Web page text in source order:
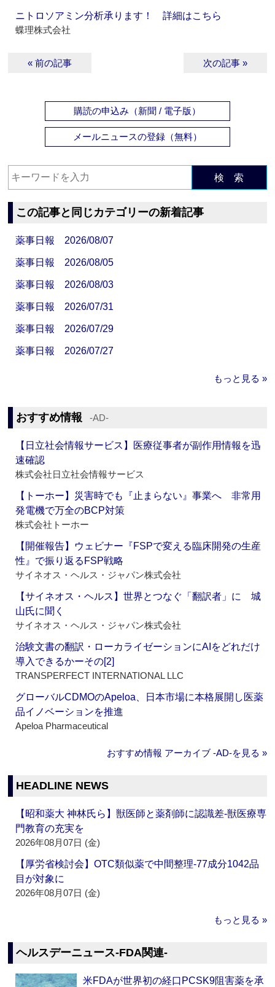
ニトロソアミン分析承ります！ 詳細はこちら
蝶理株式会社
« 前の記事 次の記事 »
購読の申込み（新聞 / 電子版）
メールニュースの登録（無料）
検 索
この記事と同じカテゴリーの新着記事
薬事日報 2026/08/07
薬事日報 2026/08/05
薬事日報 2026/08/03
薬事日報 2026/07/31
薬事日報 2026/07/29
薬事日報 2026/07/27
もっと見る »
おすすめ情報 ‐AD‐
【日立社会情報サービス】医療従事者が副作用情報を迅
速確認
株式会社日立社会情報サービス
【トーホー】災害時でも『止まらない』事業へ 非常用
発電機で万全のBCP対策
株式会社トーホー
【開催報告】ウェビナー『FSPで変える臨床開発の生産
性』で振り返るFSP戦略
サイネオス・ヘルス・ジャパン株式会社
【サイネオス・ヘルス】世界とつなぐ「翻訳者」に 城
山氏に聞く
サイネオス・ヘルス・ジャパン株式会社
治験文書の翻訳・ローカライゼーションにAIをどれだけ
導入できるかーその[2]
TRANSPERFECT INTERNATIONAL LLC
グローバルCDMOのApeloa、日本市場に本格展開し医薬
品イノベーションを推進
Apeloa Pharmaceutical
おすすめ情報 アーカイブ ‐AD‐を見る »
HEADLINE NEWS
【昭和薬大 神林氏ら】獣医師と薬剤師に認識差‐獣医療専
門教育の充実を
2026年08月07日 (金)
【厚労省検討会】OTC類似薬で中間整理‐77成分1042品
目が対象に
2026年08月07日 (金)
もっと見る »
ヘルスデーニュース‐FDA関連‐
米FDAが世界初の経口PCSK9阻害薬を承